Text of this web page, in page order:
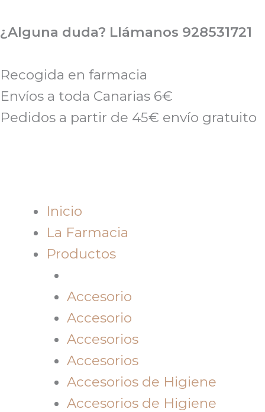
al
¿Alguna duda? Llámanos 928531721
Recogida en farmacia
Envíos a toda Canarias 6€
Pedidos a partir de 45€ envío gratuito
Inicio
La Farmacia
Productos
Accesorio
Accesorio
Accesorios
Accesorios
Accesorios de Higiene
Accesorios de Higiene